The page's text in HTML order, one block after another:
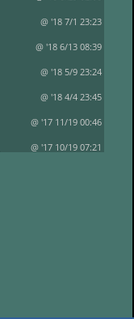
@ '18 7/1 23:23
@ '18 6/13 08:39
@ '18 5/9 23:24
@ '18 4/4 23:45
@ '17 11/19 00:46
@ '17 10/19 07:21